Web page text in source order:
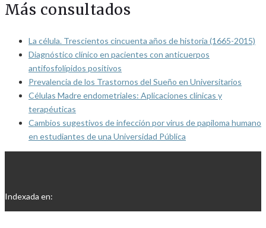
Más consultados
La célula. Trescientos cincuenta años de historia (1665-2015)
Diagnóstico clínico en pacientes con anticuerpos
antifosfolípidos positivos
Prevalencia de los Trastornos del Sueño en Universitarios
Células Madre endometriales: Aplicaciones clínicas y
terapéuticas
Cambios sugestivos de infección por virus de papiloma humano
en estudiantes de una Universidad Pública
Indexada en: